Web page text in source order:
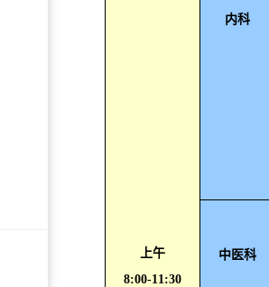
上午
8:00-11:30
内科
中医科